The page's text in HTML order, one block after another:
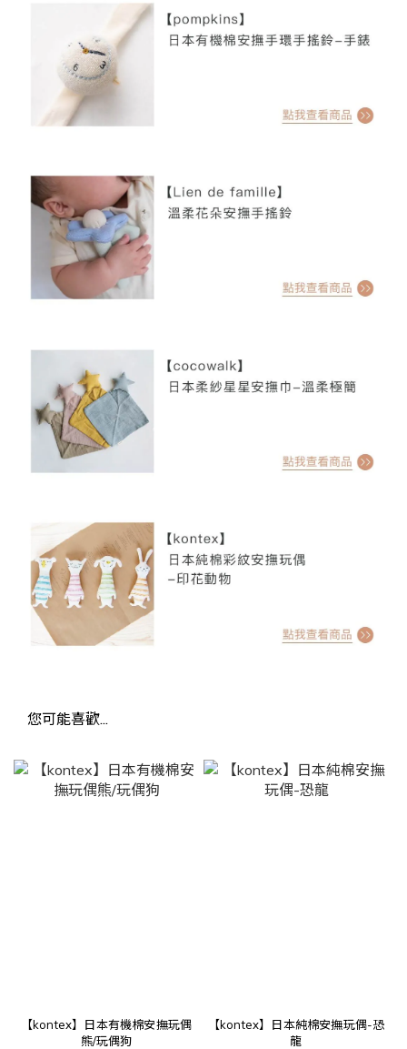
您可能喜歡...
【kontex】日本有機棉安撫玩偶
熊/玩偶狗
【kontex】日本純棉安撫玩偶-恐
龍